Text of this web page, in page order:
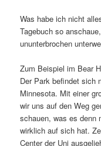
Was habe ich nicht
Tagebuch so
ununterbrochen
Zum Beispiel im Bear
Der Park befindet sich
Minnesota. Mit einer
wir uns auf den Weg
schauen, was es denn
wirklich auf sich hat.
Center der Uni